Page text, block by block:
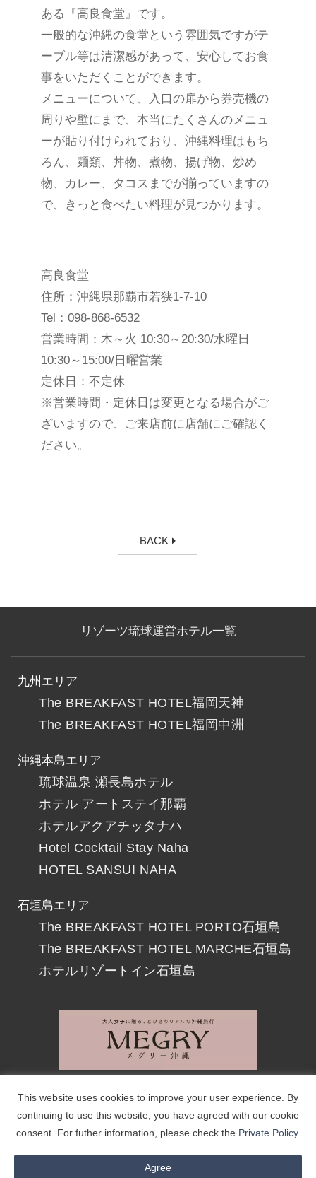
ある『高良食堂』です。
一般的な沖縄の食堂という雰囲気ですがテ
ーブル等は清潔感があって、安心してお食
事をいただくことができます。
メニューについて、入口の扉から券売機の
周りや壁にまで、本当にたくさんのメニュ
ーが貼り付けられており、沖縄料理はもち
ろん、麺類、丼物、煮物、揚げ物、炒め
物、カレー、タコスまでが揃っていますの
で、きっと食べたい料理が見つかります。
高良食堂
住所：沖縄県那覇市若狭1-7-10
Tel ：098-868-6532
営業時間：木～火 10:30～ 20:30/水曜日
10:30～ 15:00/ 日曜営業
定休日：不定休
※営業時間・定休日は変更となる場合がご
ざいますので、ご来店前に店舗にご確認く
ださい。
BACK
リゾーツ琉球運営ホテル一覧
九州エリア
The BREAKFAST HOTEL福岡天神
The BREAKFAST HOTEL福岡中洲
沖縄本島エリア
琉球温泉 瀬長島ホテル
ホテル アートステイ那覇
ホテルアクアチッタナハ
Hotel Cocktail Stay Naha
HOTEL SANSUI NAHA
石垣島エリア
The BREAKFAST HOTEL PORTO石垣島
The BREAKFAST HOTEL MARCHE石垣島
ホテルリゾートイン石垣島
会社案内 リクルート 撮影・取材について
お問い合わせ 個人情報保護方針 サイトマップ
This website uses cookies to improve your user experience. By
continuing to use this website, you have agreed with our cookie
consent. For futher information, please check the Private Policy.
Agree